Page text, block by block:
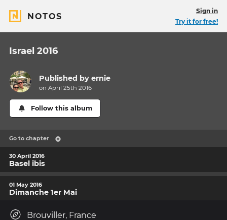
NOTOS
Sign in
Try it for free!
Israel 2016
Published byernie
on April 25th 2016
Follow this album
Go to chapter
30 April 2016
Basel ibis
01 May 2016
Dimanche 1er Mai
Brouviller, France